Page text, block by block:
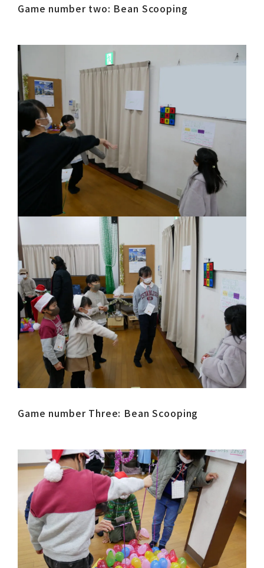
Game number two: Bean Scooping
Game number Three: Bean Scooping